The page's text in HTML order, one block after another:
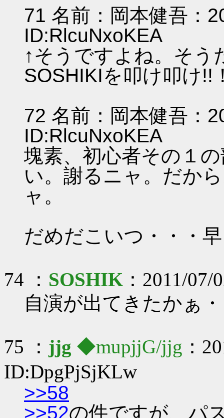
71 名前：岡本健吾：
ID:RlcuNxoKEA
↑そうですよね。そう
SOSHIKIを叩け叩け!!
72 名前：岡本健吾：
ID:RlcuNxoKEA
塊素、初心者その１
い。謝るニャ。だか
ャ。
だめだこいつ・・・
74 ： SOSHIK ：2011/
自演が出てきたかぁ
75 ： jjg ◆mupjjG/jjg ：
ID:DpgPjSjKLw
>>58
>>52の件ですが、パ